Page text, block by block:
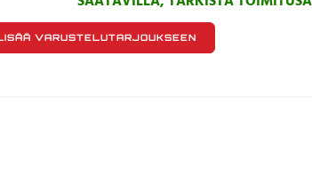
VARUSTELUTARJOUKSEEN